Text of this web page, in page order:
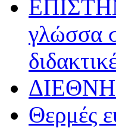
γλώσσα
Θερμές